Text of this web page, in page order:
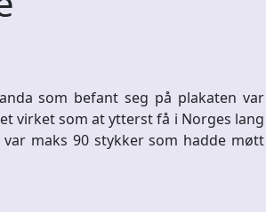
som befant seg på plakaten var
virket som at ytterst få i Norges lang
maks 90 stykker som hadde møtt